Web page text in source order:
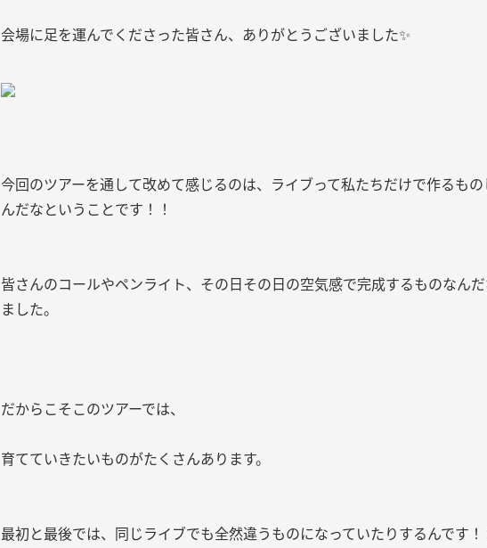
会場に足を運んでくださった皆さん、ありがとうございました✨
今回のツアーを通して改めて感じるのは、ライブって私たちだけで作るも
んだなということです！！
皆さんのコールやペンライト、その日その日の空気感で完成するものなん
ました。
だからこそこのツアーでは、
育てていきたいものがたくさんあります。
最初と最後では、同じライブでも全然違うものになっていたりするんです！